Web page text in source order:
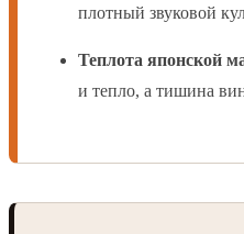
плотный звуковой
Теплота японской
и тепло, а тишина